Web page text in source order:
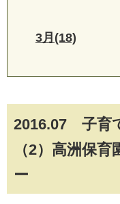
2016.07 子育
（2）高洲保
ー
3月(18)